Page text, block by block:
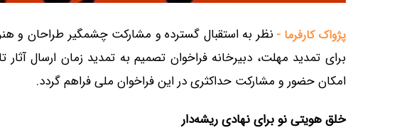
پژواک کارفرما - نظر به استقبال گسترده و مشارکت چشمگیر طراحان و
امکان حضور و مشارکت حداکثری در این فراخوان ملی فراهم گردد.
خلق هویتی نو برای نهادی ریشه‌دار